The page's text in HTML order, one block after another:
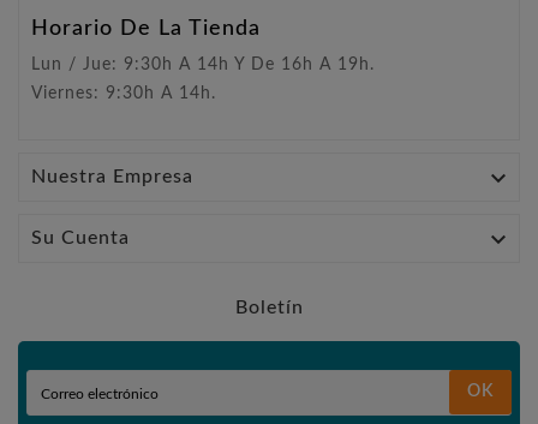
Horario De La Tienda
Lun / Jue: 9:30h A 14h Y De 16h A 19h.
Viernes: 9:30h A 14h.
Nuestra Empresa 
Su Cuenta 
Boletín
OK